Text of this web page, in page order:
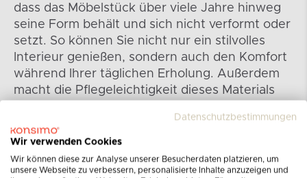
dass das Möbelstück über viele Jahre hinweg
seine Form behält und sich nicht verformt oder
setzt. So können Sie nicht nur ein stilvolles
Interieur genießen, sondern auch den Komfort
während Ihrer täglichen Erholung. Außerdem
macht die Pflegeleichtigkeit dieses Materials
Datenschutzbestimmungen
Wir verwenden Cookies
Wir können diese zur Analyse unserer Besucherdaten platzieren, um
unsere Webseite zu verbessern, personalisierte Inhalte anzuzeigen und